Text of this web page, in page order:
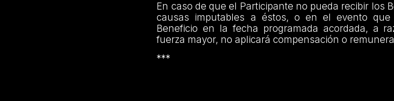
En caso de que el Participante no pueda recibir los
causas imputables a éstos, o en el evento
Beneficio en la fecha programada acordada, a
fuerza mayor, no aplicará compensación o
***